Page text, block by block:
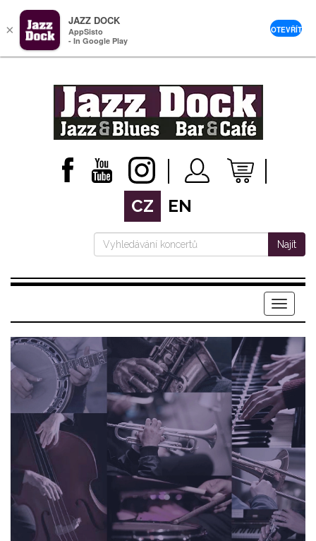
CZ EN
Najít
Menu
×
JAZZ DOCK
AppSisto
- In Google Play
OTEVŘÍT